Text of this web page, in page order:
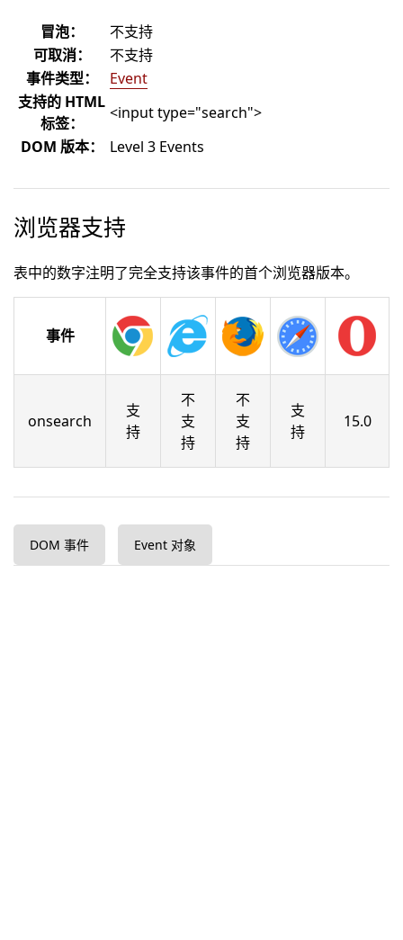
冒泡：
不支持
可取消：
不支持
事件类型：
Event
支持的 HTML
标签：
<input type="search">
DOM 版本：
Level 3 Events
浏览器支持
表中的数字注明了完全支持该事件的首个浏览器版本。
事件
onsearch
支
持
不
支
持
不
支
持
支
持
15.0
DOM 事件 Event 对象